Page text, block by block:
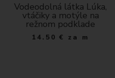
Vodeodolná látka Lúka,
vtáčiky a motýle na
režnom podklade
14.50 € za m